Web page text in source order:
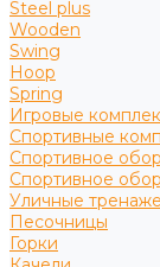
Steel plus
Wooden
Swing
Hoop
Spring
Игровые
Спортивные
Спортивное
Спортивное
Уличные
Песочницы
Горки